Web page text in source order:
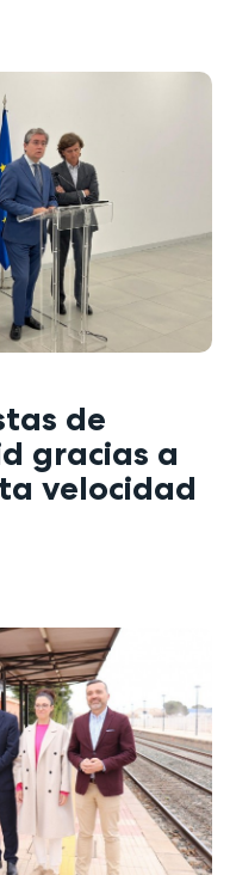
de
gracias a
velocidad